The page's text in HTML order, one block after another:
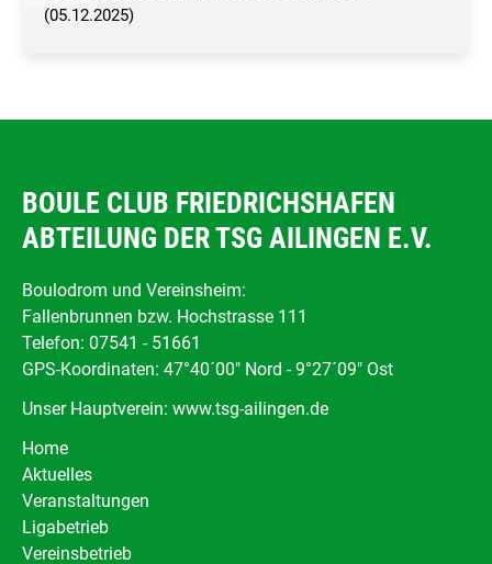
(05.12.2025)
BOULE CLUB FRIEDRICHSHAFEN
ABTEILUNG DER TSG AILINGEN E.V.
Boulodrom und Vereinsheim:
Fallenbrunnen bzw. Hochstrasse 111
Telefon: 07541 - 51661
GPS-Koordinaten: 47°40´00" Nord - 9°27´09" Ost
Unser Hauptverein: www.tsg-ailingen.de
Navigation
überspringen
Home
Aktuelles
Veranstaltungen
Ligabetrieb
Vereinsbetrieb